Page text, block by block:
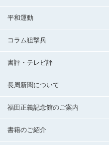
平和運動
コラム狙撃兵
書評・テレビ評
長周新聞について
福田正義記念館のご案内
書籍のご紹介